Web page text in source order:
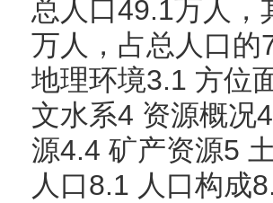
总人口49.1万人，
万人，占总人口的
地理环境3.1 方位
文水系4 资源概况
源4.4 矿产资源5
人口8.1 人口构成